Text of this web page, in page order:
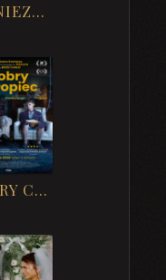
DO NIEZNANEJ ZIEMI
DOBRY CHŁOPIEC